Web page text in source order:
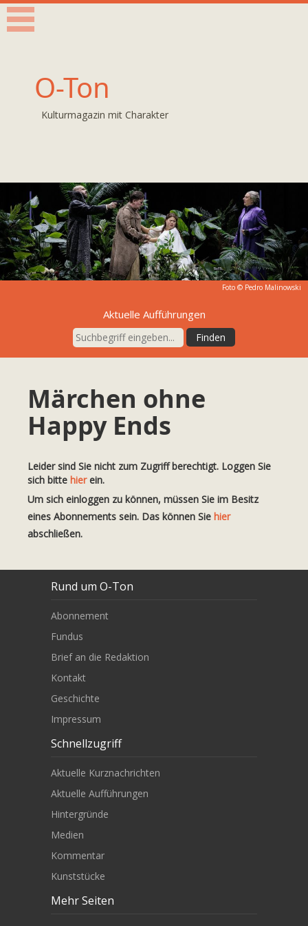
O-Ton
Kulturmagazin mit Charakter
Foto © Pedro Malinowski
Aktuelle Aufführungen
Märchen ohne
Happy Ends
Leider sind Sie nicht zum Zugriff berechtigt. Loggen Sie
sich bitte hierein.
Um sich einloggen zu können, müssen Sie im Besitz
eines Abonnements sein. Das können Sie hier
abschließen.
Rund um O-Ton
Abonnement
Fundus
Brief an die Redaktion
Kontakt
Geschichte
Impressum
Schnellzugriff
Aktuelle Kurznachrichten
Aktuelle Aufführungen
Hintergründe
Medien
Kommentar
Kunststücke
Mehr Seiten